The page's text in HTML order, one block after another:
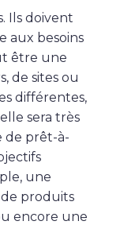
Ils doivent
aux besoins
être une
de sites ou
différentes,
sera très
de prêt-à-
une
produits
encore une